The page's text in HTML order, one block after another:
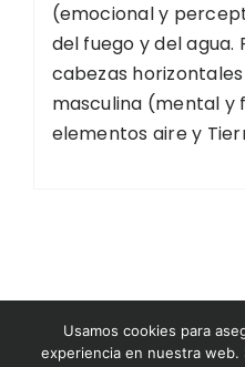
(emocional y
del fuego y del agua.
cabezas
masculina (mental y
elementos aire y
©2026 Museo del
Usamos cookies para
experiencia en nuestra